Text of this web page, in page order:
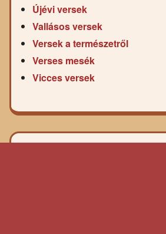
Újévi versek
Vallásos versek
Versek a természetről
Verses mesék
Vicces versek